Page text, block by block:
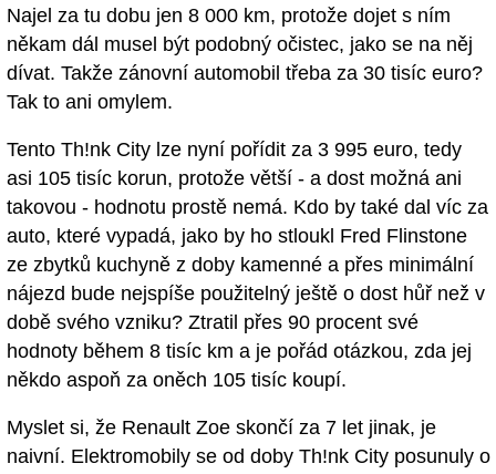
Najel za tu dobu jen 8 000 km, protože dojet s ním
někam dál musel být podobný očistec, jako se na něj
dívat. Takže zánovní automobil třeba za 30 tisíc euro?
Tak to ani omylem.
Tento Th!nk City lze nyní pořídit za 3 995 euro, tedy
asi 105 tisíc korun, protože větší - a dost možná ani
takovou - hodnotu prostě nemá. Kdo by také dal víc za
auto, které vypadá, jako by ho stloukl Fred Flinstone
ze zbytků kuchyně z doby kamenné a přes minimální
nájezd bude nejspíše použitelný ještě o dost hůř než v
době svého vzniku? Ztratil přes 90 procent své
hodnoty během 8 tisíc km a je pořád otázkou, zda jej
někdo aspoň za oněch 105 tisíc koupí.
Myslet si, že Renault Zoe skončí za 7 let jinak, je
naivní. Elektromobily se od doby Th!nk City posunuly o